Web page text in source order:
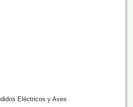
Eléctricos y Aves